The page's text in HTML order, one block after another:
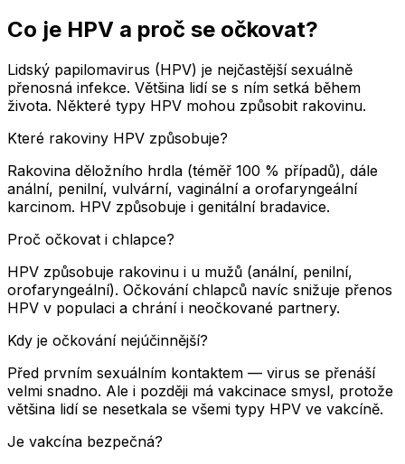
Co je HPV a proč se očkovat?
Lidský papilomavirus (HPV) je nejčastější sexuálně
přenosná infekce. Většina lidí se s ním setká během
života. Některé typy HPV mohou způsobit rakovinu.
Které rakoviny HPV způsobuje?
Rakovina děložního hrdla (téměř 100 % případů), dále
anální, penilní, vulvární, vaginální a orofaryngeální
karcinom. HPV způsobuje i genitální bradavice.
Proč očkovat i chlapce?
HPV způsobuje rakovinu i u mužů (anální, penilní,
orofaryngeální). Očkování chlapců navíc snižuje přenos
HPV v populaci a chrání i neočkované partnery.
Kdy je očkování nejúčinnější?
Před prvním sexuálním kontaktem — virus se přenáší
velmi snadno. Ale i později má vakcinace smysl, protože
většina lidí se nesetkala se všemi typy HPV ve vakcíně.
Je vakcína bezpečná?